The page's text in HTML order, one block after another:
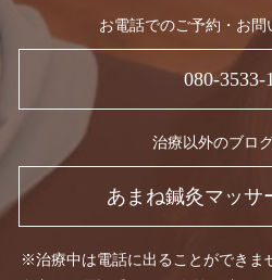
お電話でのご予約・お問
080-3533-
治療以外のブロ
あまね鍼灸マッサ
※治療中は電話に出ることができま